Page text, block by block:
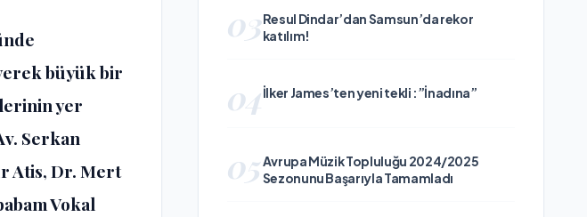
büyük bir
yer
Serkan
Atis, Dr. Mert
Vokal
03Resul Dindar’dan Samsun’da rekor
katılım!
04İlker James’ten yeni tekli :”İnadına”
05Avrupa Müzik Topluluğu 2024/2025
Sezonunu Başarıyla Tamamladı